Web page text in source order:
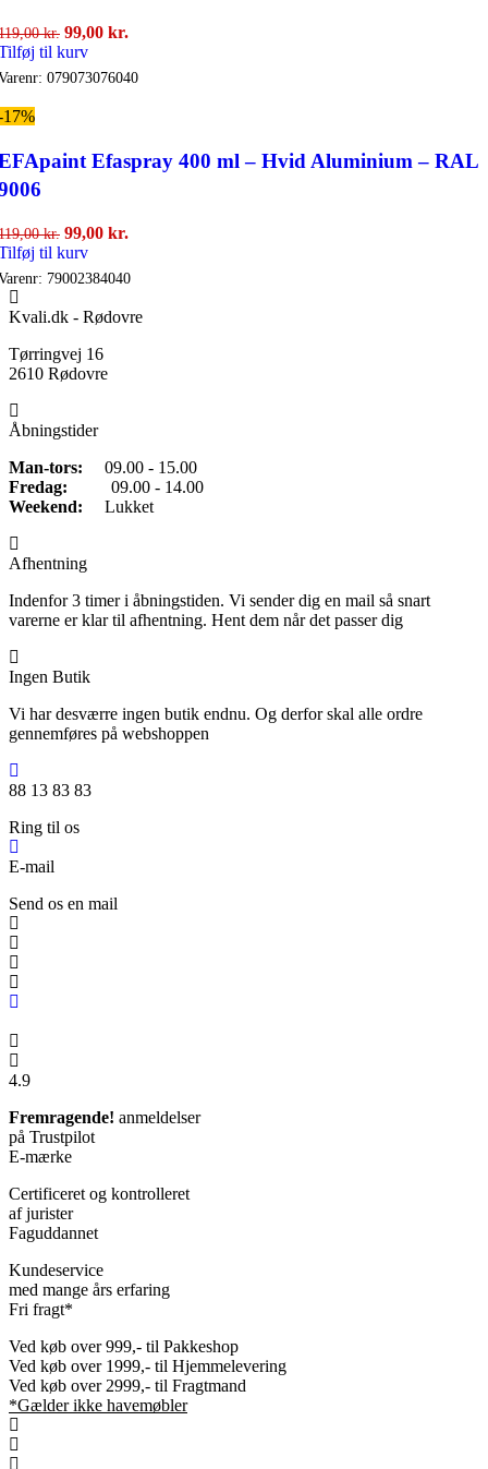
kr. Den
oprindelige
pris
99,00 kr.
pris
til kurv
079073076040
17%
Efaspray 400 ml – Hvid Aluminium – RAL
kr. Den
oprindelige
pris
119,00 kr..
99,00 kr.
pris
99,00 kr..
til kurv
79002384040
Kvali.dk - Rødovre
Tørringvej 16
2610 Rødovre
Åbningstider
Man-tors: 09.00 - 15.00
Fredag: 09.00 - 14.00
Weekend: Lukket
Afhentning
Indenfor 3 timer i åbningstiden. Vi sender dig en mail så snart
varerne er klar til afhentning. Hent dem når det passer dig
Ingen Butik
Vi har desværre ingen butik endnu. Og derfor skal alle ordre
gennemføres på webshoppen
88 13 83 83
Ring til os
E-mail
Send os en mail
4.9
Fremragende! anmeldelser
på Trustpilot
E-mærke
Certificeret og kontrolleret
af jurister
Faguddannet
Kundeservice
med mange års erfaring
Fri fragt*
Ved køb over 999,- til Pakkeshop
Ved køb over 1999,- til Hjemmelevering
Ved køb over 2999,- til Fragtmand
*Gælder ikke havemøbler